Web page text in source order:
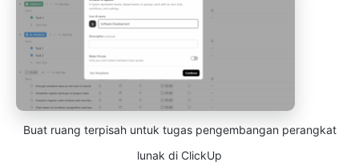
Buat ruang terpisah untuk tugas pengembangan perangkat
lunak di ClickUp